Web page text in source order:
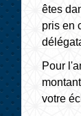
êtes
pris en
Pour
votre